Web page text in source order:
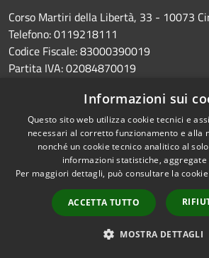
Corso Martiri della Libertà, 33 - 10073
Telefono: 0119218111
Codice Fiscale: 83000390019
Partita IVA: 02084870019
Email Ufficio Protocollo
protocollo@comune.cirie.to.it
Prenotazione appuntamento
Informazioni sui
Questo sito web utilizza cookie tecnici e
necessari al corretto funzionamento e alla
nonché un cookie tecnico analitico al
informazioni statistiche, aggregate
Per maggiori dettagli, può consultare la
ACCETTA TUTTO
MOSTRA DETTAGLI